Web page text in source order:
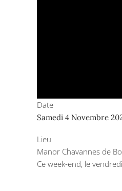
Date
Samedi 4 Novembre
Lieu
Manor Chavannes de
Ce week-end, le